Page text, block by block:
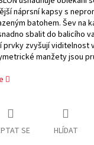
náprsní kapsy s
batohem. Šev na
sbalit do balicího
prvky zvyšují viditelnost
manžety jsou
SE HLÍDAT